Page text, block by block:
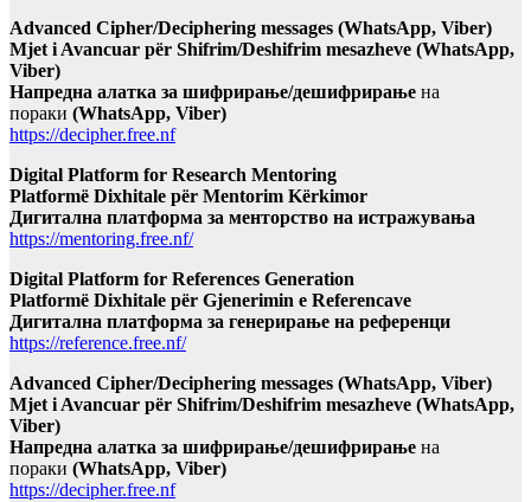
Advanced Cipher/Deciphering messages (WhatsApp, Viber)
Mjet i Avancuar për Shifrim/Deshifrim mesazheve (WhatsApp,
Viber)
Напредна алатка за шифрирање/дешифрирање на
пораки (WhatsApp, Viber)
https://decipher.free.nf
Digital Platform for Research Mentoring
Platformë Dixhitale për Mentorim Kërkimor
Дигитална платформа за менторство на истражувања
https://mentoring.free.nf/
Digital Platform for References Generation
Platformë Dixhitale për Gjenerimin e Referencave
Дигитална платформа за генерирање на референци
https://reference.free.nf/
Advanced Cipher/Deciphering messages (WhatsApp, Viber)
Mjet i Avancuar për Shifrim/Deshifrim mesazheve (WhatsApp,
Viber)
Напредна алатка за шифрирање/дешифрирање на
пораки (WhatsApp, Viber)
https://decipher.free.nf